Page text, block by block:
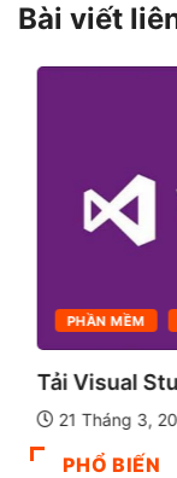
Bài viết
PHẦN MỀM
Tải Visual
21 Tháng 3,
PHỔ BIẾN